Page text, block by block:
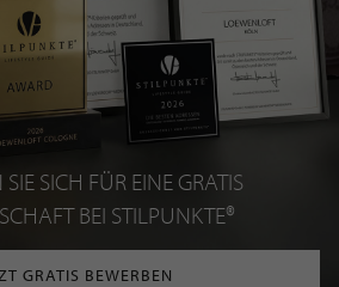
SIE SICH FÜR EINE GRATIS
BEI STILPUNKTE®
GRATIS BEWERBEN